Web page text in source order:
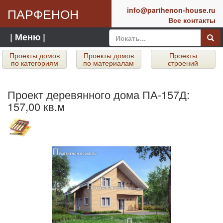
ПАРФЕНОН
info@parthenon-house.ru
Все контакты
| Меню |
Проекты домов
по категориям
Проекты домов
по материалам
Проекты
строений
Проект деревянного дома ПА-157Д:
157,00 кв.м